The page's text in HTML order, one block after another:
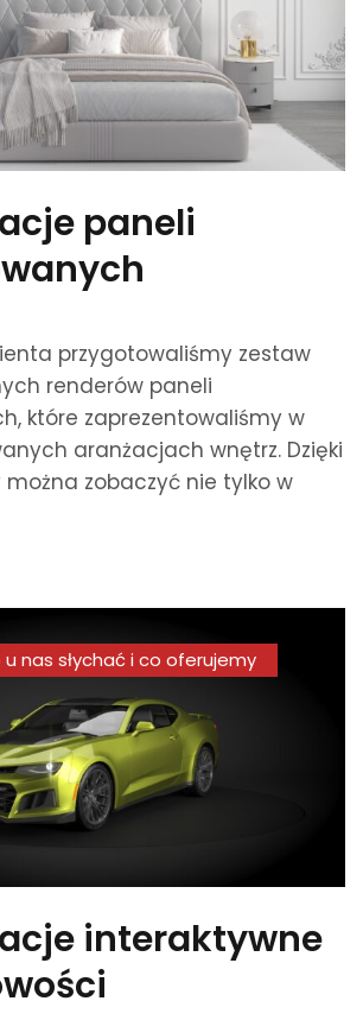
paneli
przygotowaliśmy zestaw
renderów paneli
które zaprezentowaliśmy w
aranżacjach wnętrz. Dzięki
zobaczyć nie tylko w
nas słychać i co oferujemy
interaktywne